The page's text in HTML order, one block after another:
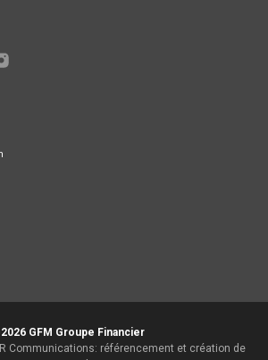
GFM Groupe Financier
Communications: référencement et création de